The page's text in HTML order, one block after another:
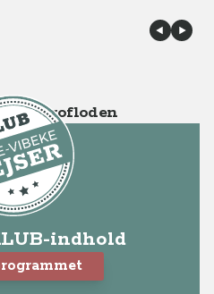
- Dourofloden
indhold